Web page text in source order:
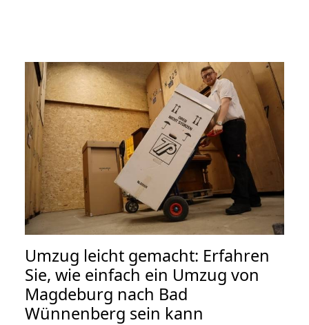
Umzug leicht gemacht: Erfahren
Sie, wie einfach ein Umzug von
Magdeburg nach Bad
Wünnenberg sein kann